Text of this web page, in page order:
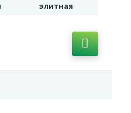
элитная